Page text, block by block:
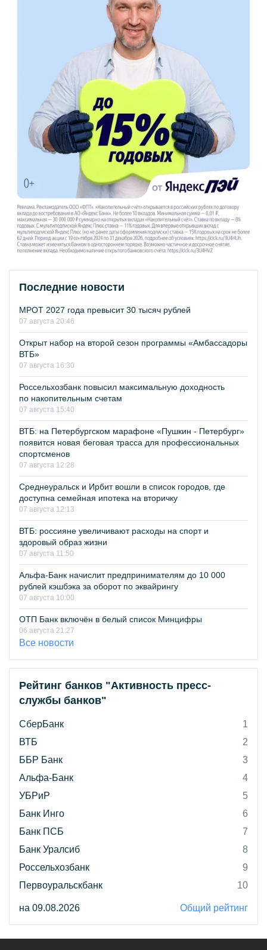
Последние новости
МРОТ 2027 года превысит 30 тысяч рублей
07 августа 20:46
Открыт набор на второй сезон программы «Амбассадоры
ВТБ»
07 августа 16:30
Россельхозбанк повысил максимальную доходность
по накопительным счетам
07 августа 15:40
ВТБ: на Петербургском марафоне «Пушкин - Петербург»
появится новая беговая трасса для профессиональных
спортсменов
07 августа 12:28
Среднеуральск и Ирбит вошли в список городов, где
доступна семейная ипотека на вторичку
07 августа 12:13
ВТБ: россияне увеличивают расходы на спорт и
здоровый образ жизни
07 августа 11:50
Альфа-Банк начислит предпринимателям до 10 000
рублей кэшбэка за оборот по эквайрингу
07 августа 10:00
ОТП Банк включён в белый список Минцифры
06 августа 21:27
Все новости
Рейтинг банков "Активность пресс-
службы банков"
СберБанк
1
ВТБ
2
ББР Банк
3
Альфа-Банк
4
УБРиР
5
Банк Инго
6
Банк ПСБ
7
Банк Уралсиб
8
Россельхозбанк
9
Первоуральскбанк
10
на 09.08.2026 Общий рейтинг